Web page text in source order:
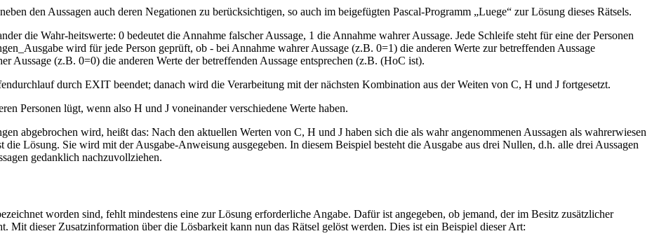
den Aussagen auch deren Negationen zu berücksichtigen, so auch im beigefügten Pascal-Programm „Luege“ zur Lösung dieses Rätsels.
die Wahr-heitswerte: 0 bedeutet die Annahme falscher Aussage, 1 die Annahme wahrer Aussage. Jede Schleife steht für eine der Personen
wird für jede Person geprüft, ob - bei Annahme wahrer Aussage (z.B. 0=1) die anderen Werte zur betreffenden Aussage
(z.B. 0=0) die anderen Werte der betreffenden Aussage entsprechen (z.B. (HoC ist).
durch EXIT beendet; danach wird die Verarbeitung mit der nächsten Kombination aus der Weiten von C, H und J fortgesetzt.
Personen lügt, wenn also H und J voneinander verschiedene Werte haben.
abgebrochen wird, heißt das: Nach den aktuellen Werten von C, H und J haben sich die als wahr angenommenen Aussagen als wahrerwiesen
die Lösung. Sie wird mit der Ausgabe-Anweisung ausgegeben. In diesem Beispiel besteht die Ausgabe aus drei Nullen, d.h. alle drei Aussagen
gedanklich nachzuvollziehen.
worden sind, fehlt mindestens eine zur Lösung erforderliche Angabe. Dafür ist angegeben, ob jemand, der im Besitz zusätzlicher
Mit dieser Zusatzinformation über die Lösbarkeit kann nun das Rätsel gelöst werden. Dies ist ein Beispiel dieser Art: